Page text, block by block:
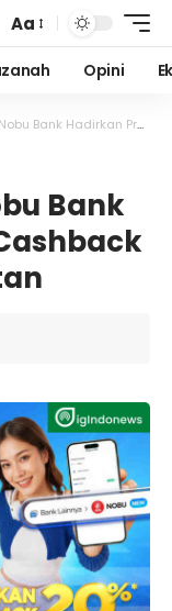
Font
Resizer
Aa
Opini
Program Cashback Investasi Global Instan
Bank